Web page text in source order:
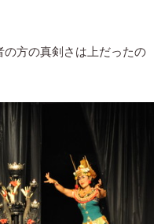
方の真剣さは上だったの